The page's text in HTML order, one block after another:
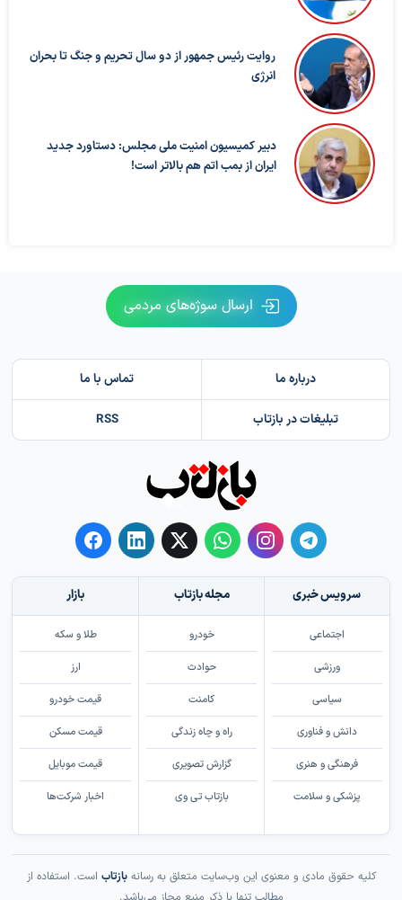
روایت رئیس جمهور از دو سال تحریم و جنگ تا بحران
انرژی
دبیر کمیسیون امنیت ملی مجلس: دستاورد جدید
ایران از بمب اتم هم بالاتر است!
ارسال سوژه‌های مردمی
درباره ما تماس با ما
تبلیغات در بازتاب RSS
سرویس خبری
اجتماعی
ورزشی
سیاسی
دانش و فناوری
فرهنگی و هنری
پزشکی و سلامت
مجله بازتاب
خودرو
حوادث
کامنت
راه و چاه زندگی
گزارش تصویری
بازتاب تی وی
بازار
طلا و سکه
ارز
قیمت خودرو
قیمت مسکن
قیمت موبایل
اخبار شرکت‌ها
کلیه حقوق مادی و معنوی این وب‌سایت متعلق به رسانهبازتاب است. استفاده از